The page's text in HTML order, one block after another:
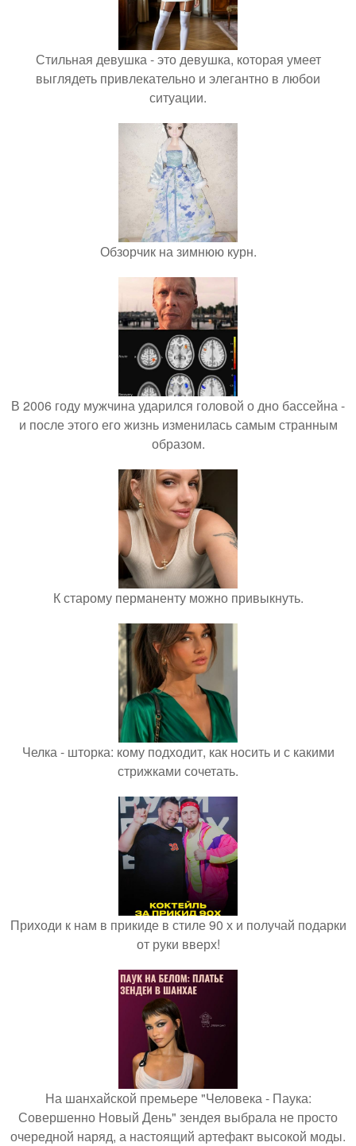
Стильная девушка - это девушка, которая умеет
выглядеть привлекательно и элегантно в любои
ситуации.
Обзорчик на зимнюю курн.
В 2006 году мужчина ударился головой о дно бассейна -
и после этого его жизнь изменилась самым странным
образом.
К старому перманенту можно привыкнуть.
Челка - шторка: кому подходит, как носить и с какими
стрижками сочетать.
Приходи к нам в прикиде в стиле 90 х и получай подарки
от руки вверх!
На шанхайской премьере "Человека - Паука:
Совершенно Новый День" зендея выбрала не просто
очередной наряд, а настоящий артефакт высокой моды.